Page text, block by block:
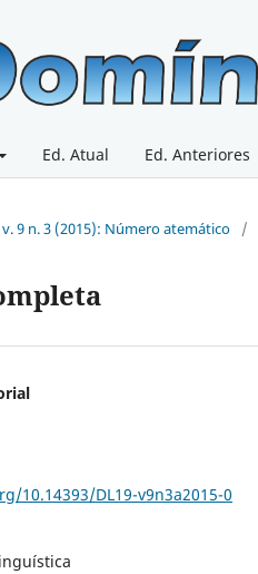
Ed. Atual Ed. Anteriores
v. 9 n. 3 (2015): Número atemático /
10.14393/DL19-v9n3a2015-0